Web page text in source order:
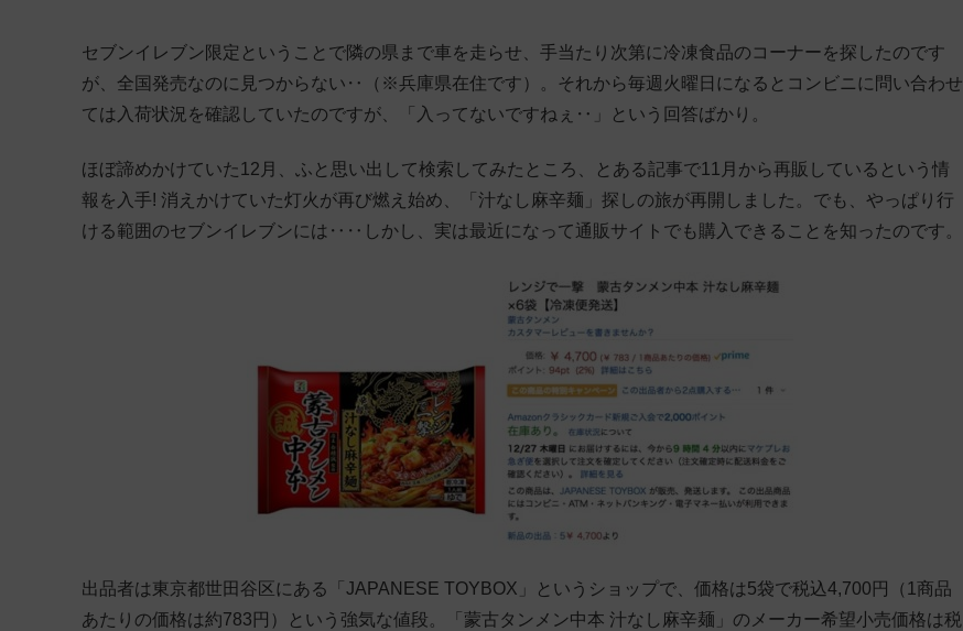
セブンイレブン限定ということで隣の県まで車を走らせ、手当たり次第に冷凍食品のコーナーを探したのです
が、全国発売なのに見つからない‥（※兵庫県在住です）。それから毎週火曜日になるとコンビニに問い合わせ
ては入荷状況を確認していたのですが、「入ってないですねぇ‥」という回答ばかり。
ほぼ諦めかけていた12月、ふと思い出して検索してみたところ、とある記事で11月から再販しているという情
報を入手! 消えかけていた灯火が再び燃え始め、「汁なし麻辛麺」探しの旅が再開しました。でも、やっぱり行
ける範囲のセブンイレブンには‥‥しかし、実は最近になって通販サイトでも購入できることを知ったのです。
出品者は東京都世田谷区にある「JAPANESE TOYBOX」というショップで、価格は5袋で税込4,700円（1商品
あたりの価格は約783円）という強気な値段。「蒙古タンメン中本 汁なし麻辛麺」のメーカー希望小売価格は税